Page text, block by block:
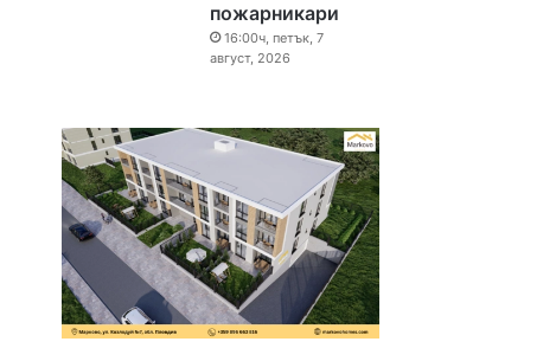
пожарникари
16:00ч, петък, 7
август, 2026